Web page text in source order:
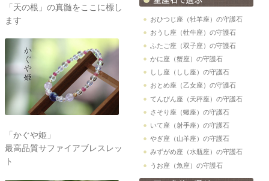
「天の根」の真髄をここに標し
ます
「かぐや姫」
最高品質サファイアブレスレッ
ト
おひつじ座（牡羊座）の守護石
おうし座（牡牛座）の守護石
ふたご座（双子座）の守護石
かに座（蟹座）の守護石
しし座（しし座）の守護石
おとめ座（乙女座）の守護石
てんびん座（天秤座）の守護石
さそり座（蠍座）の守護石
いて座（射手座）の守護石
やぎ座（山羊座）の守護石
みずがめ座（水瓶座）の守護石
うお座（魚座）の守護石